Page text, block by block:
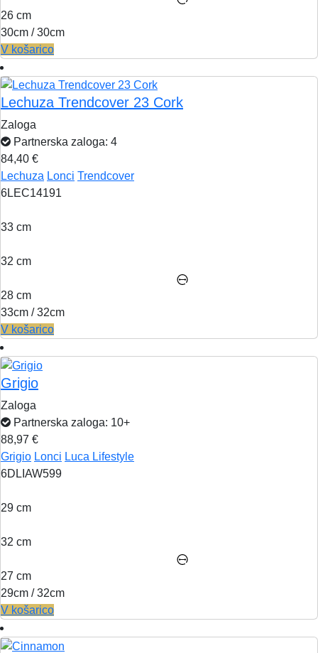
26 cm
30cm / 30cm
V košarico
Lechuza Trendcover 23 Cork
Zaloga
Partnerska zaloga: 4
84,40 €
Lechuza Lonci Trendcover
6LEC14191
33 cm
32 cm
28 cm
33cm / 32cm
V košarico
Grigio
Zaloga
Partnerska zaloga: 10+
88,97 €
Grigio Lonci Luca Lifestyle
6DLIAW599
29 cm
32 cm
27 cm
29cm / 32cm
V košarico